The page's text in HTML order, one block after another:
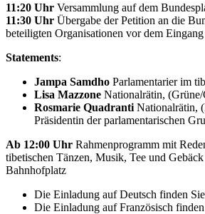
11:20 Uhr Versammlung auf dem
11:30 Uhr Übergabe der Petition an die
beteiligten Organisationen vor dem
Statements:
Jampa Samdho Parlamentarier im
Lisa Mazzone Nationalrätin,
Rosmarie Quadranti Nationalrätin,
Präsidentin der parlamentarischen
Ab 12:00 Uhr Rahmenprogramm mit
tibetischen Tänzen, Musik, Tee und
Bahnhofplatz
Die Einladung auf Deutsch finden Sie
Die Einladung auf Französisch